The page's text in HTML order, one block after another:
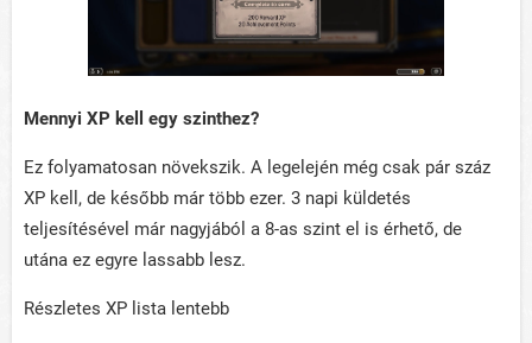
Mennyi XP kell egy szinthez?
Ez folyamatosan növekszik. A legelején még csak pár száz
XP kell, de később már több ezer. 3 napi küldetés
teljesítésével már nagyjából a 8-as szint el is érhető, de
utána ez egyre lassabb lesz.
Részletes XP lista lentebb